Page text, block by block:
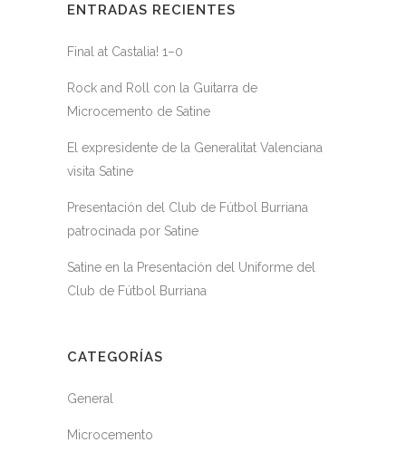
ENTRADAS RECIENTES
Final at Castalia! 1–0
Rock and Roll con la Guitarra de
Microcemento de Satine
El expresidente de la Generalitat Valenciana
visita Satine
Presentación del Club de Fútbol Burriana
patrocinada por Satine
Satine en la Presentación del Uniforme del
Club de Fútbol Burriana
CATEGORÍAS
General
Microcemento